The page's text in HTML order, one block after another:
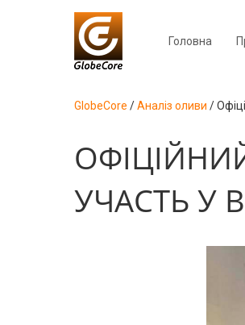
Головна
GlobeCore /Аналіз оливи /
УЧАСТЬ У